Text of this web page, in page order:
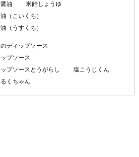
油
米飴しょうゆ
（こいくち）
（うすくち）
ディップソース
プソース
プソースとうがらし
塩こうじくん
くちゃん